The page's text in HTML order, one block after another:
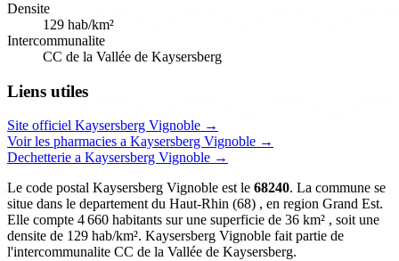
Densite
129 hab/km²
Intercommunalite
CC de la Vallée de Kaysersberg
Liens utiles
Site officiel Kaysersberg Vignoble →
Voir les pharmacies a Kaysersberg Vignoble →
Dechetterie a Kaysersberg Vignoble →
Le code postal Kaysersberg Vignoble est le 68240. La commune se
situe dans le departement du Haut-Rhin (68) , en region Grand Est.
Elle compte 4 660 habitants sur une superficie de 36 km² , soit une
densite de 129 hab/km². Kaysersberg Vignoble fait partie de
l'intercommunalite CC de la Vallée de Kaysersberg.